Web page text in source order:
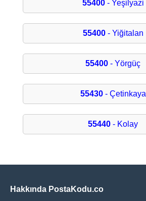
55400- Yeşilyazi
55400- Yiğitalan
55400 - Yörgüç
55430- Çetinkaya
55440 - Kolay
Hakkında PostaKodu.co